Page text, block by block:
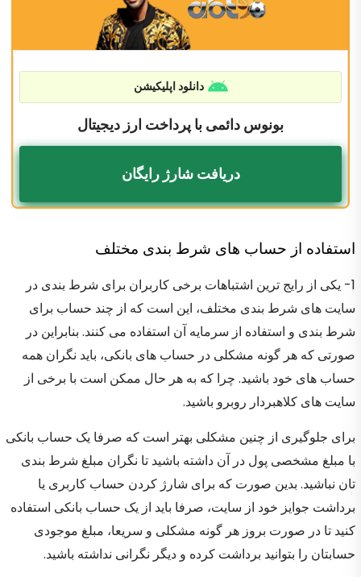
دانلود اپلیکیشن
بونوس دائمی با پرداخت ارز دیجیتال
دریافت شارژ رایگان
استفاده از حساب های شرط بندی مختلف
1- یکی از رایج ترین اشتباهات برخی کاربران برای شرط بندی در
سایت های شرط بندی مختلف، این است که از چند حساب برای
شرط بندی و استفاده از سرمایه آن استفاده می کنند. بنابراین در
صورتی که هر گونه مشکلی در حساب های بانکی، باید نگران همه
حساب های خود باشید. چرا که به هر حال ممکن است با برخی از
سایت های کلاهبردار روبرو باشید.
برای جلوگیری از چنین مشکلی بهتر است که صرفا یک حساب بانکی
با مبلغ مشخصی پول در آن داشته باشید تا نگران مبلغ شرط بندی
تان نباشید. بدین صورت که برای شارژ کردن حساب کاربری یا
برداشت جوایز خود از سایت، صرفا باید از یک حساب بانکی استفاده
کنید تا در صورت بروز هر گونه مشکلی و سریعا، مبلغ موجودی
حسابتان را بتوانید برداشت کرده و دیگر نگرانی نداشته باشید.